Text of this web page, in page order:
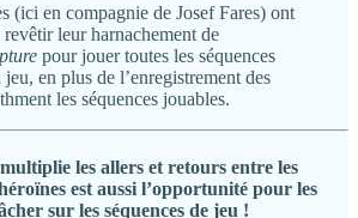
(ici en compagnie de Josef Fares) ont
leur harnachement de
pour jouer toutes les séquences
en plus de l’enregistrement des
les séquences jouables.
les allers et retours entre les
est aussi l’opportunité pour les
sur les séquences de jeu !